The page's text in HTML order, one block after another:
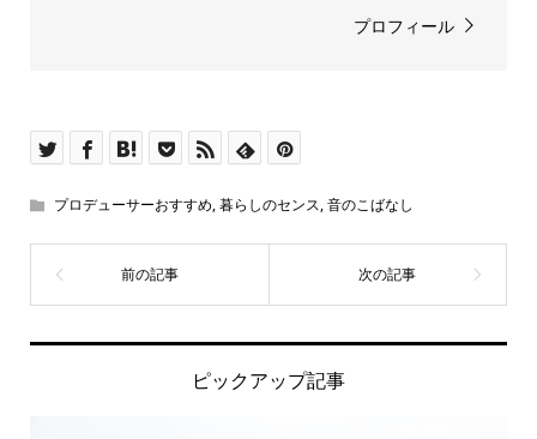
プロフィール
プロデューサーおすすめ,暮らしのセンス,音のこばなし
ピックアップ記事